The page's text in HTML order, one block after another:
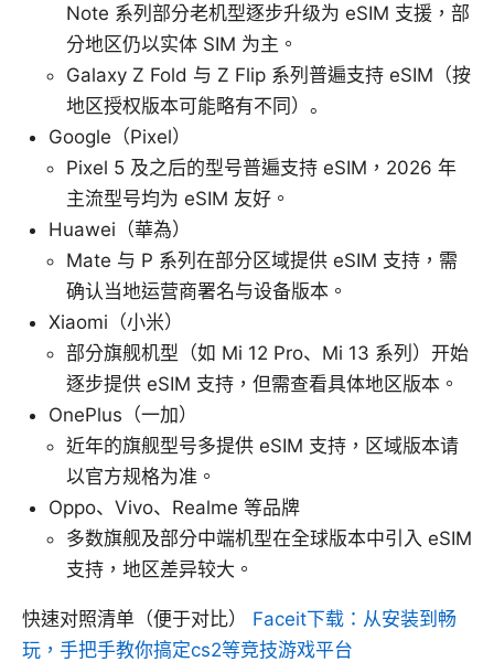
Note 系列部分老机型逐步升级为 eSIM 支援，部
分地区仍以实体 SIM 为主。
Galaxy Z Fold 与 Z Flip 系列普遍支持 eSIM（按
地区授权版本可能略有不同）。
Google（Pixel）
Pixel 5 及之后的型号普遍支持 eSIM，2026 年
主流型号均为 eSIM 友好。
Huawei（華為）
Mate 与 P 系列在部分区域提供 eSIM 支持，需
确认当地运营商署名与设备版本。
Xiaomi（小米）
部分旗舰机型（如 Mi 12 Pro、Mi 13 系列）开始
逐步提供 eSIM 支持，但需查看具体地区版本。
OnePlus（一加）
近年的旗舰型号多提供 eSIM 支持，区域版本请
以官方规格为准。
Oppo、Vivo、Realme 等品牌
多数旗舰及部分中端机型在全球版本中引入 eSIM
支持，地区差异较大。
快速对照清单（便于对比） Faceit下载：从安装到畅
玩，手把手教你搞定cs2等竞技游戏平台